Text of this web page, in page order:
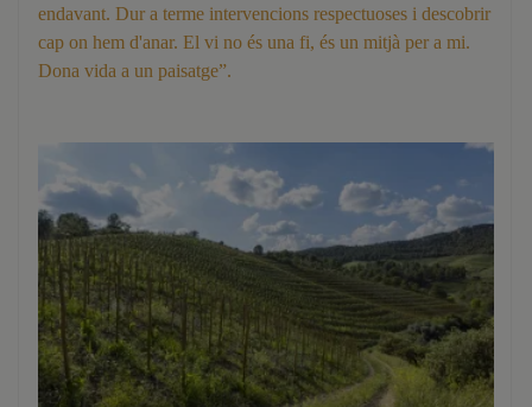
endavant. Dur a terme intervencions respectuoses i descobrir
cap on hem d'anar. El vi no és una fi, és un mitjà per a mi.
Dona vida a un paisatge”.